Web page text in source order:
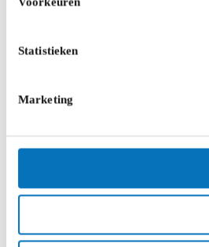
Statistieken
Marketing